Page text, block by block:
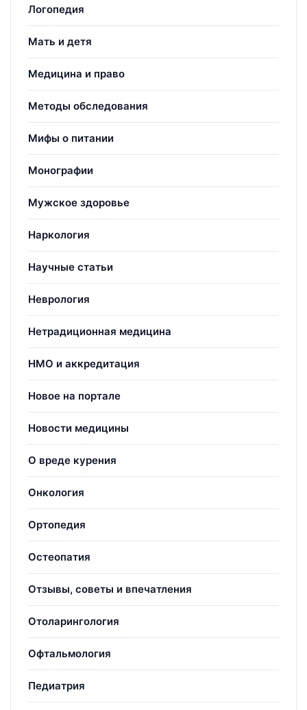
Логопедия
Мать и детя
Медицина и право
Методы обследования
Мифы о питании
Монографии
Мужское здоровье
Наркология
Научные статьи
Неврология
Нетрадиционная медицина
НМО и аккредитация
Новое на портале
Новости медицины
О вреде курения
Онкология
Ортопедия
Остеопатия
Отзывы, советы и впечатления
Отоларингология
Офтальмология
Педиатрия